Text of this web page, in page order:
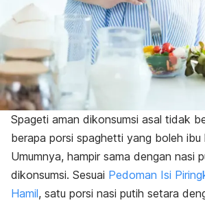
Spageti aman dikonsumsi asal tidak
berapa porsi spaghetti yang boleh ibu
Umumnya, hampir sama dengan nasi
dikonsumsi. Sesuai Pedoman Isi
Hamil, satu porsi nasi putih setara